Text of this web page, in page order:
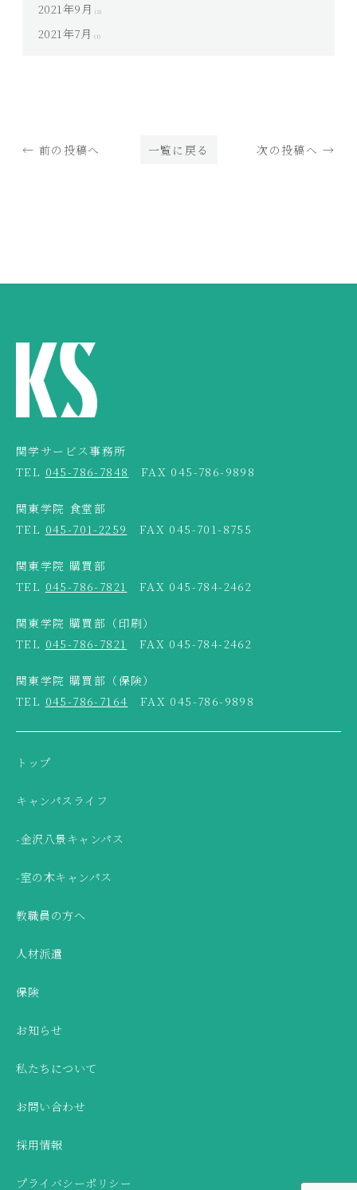
2021年9月 (2)
2021年7月 (1)
← 前の投稿へ 一覧に戻る 次の投稿へ →
関学サービス事務所
TEL 045-786-7848 FAX 045-786-9898
関東学院 食堂部
TEL 045-701-2259 FAX 045-701-8755
関東学院 購買部
TEL 045-786-7821 FAX 045-784-2462
関東学院 購買部（印刷）
TEL 045-786-7821 FAX 045-784-2462
関東学院 購買部（保険）
TEL 045-786-7164 FAX 045-786-9898
トップ
キャンパスライフ
-金沢八景キャンパス
-室の木キャンパス
教職員の方へ
人材派遣
保険
お知らせ
私たちについて
お問い合わせ
採用情報
プライバシーポリシー